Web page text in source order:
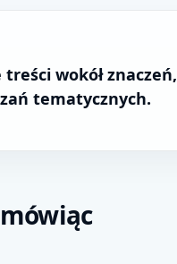
wokół znaczeń,
tematycznych.